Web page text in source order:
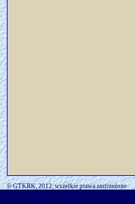
© GTKRK, 2012, wszelkie prawa zastrzeżone